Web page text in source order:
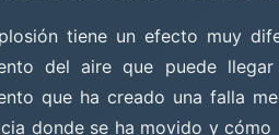
tiene un efecto muy
del aire que puede
que ha creado una falla
donde se ha movido y